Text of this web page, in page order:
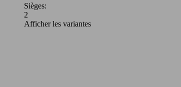
Sièges:
2
Afficher les variantes